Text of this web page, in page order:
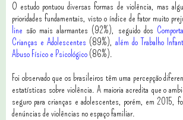
O estudo pontuou diversas formas de violência, mas
prioridades fundamentais, visto o índice de fator muito
line são mais alarmantes (92%), seguido dos
Crianças e Adolescentes (89%), além do Trabalho
Abuso Físico e Psicológico (86%).
Foi observado que os brasileiros têm uma percepção
estatísticas sobre violência. A maioria acredita que o
seguro para crianças e adolescentes, porém, em 2015,
denúncias de violências no espaço familiar.